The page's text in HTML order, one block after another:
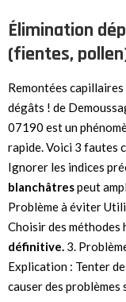
Élimination
(fientes,
Remontées
dégâts ! de
07190 est un
rapide. Voici 3 fautes
Ignorer les indices
blanchâtrespeut
Problème à éviter
Choisir des méthodes
définitive. 3.
Explication : Tenter
causer des problèmes